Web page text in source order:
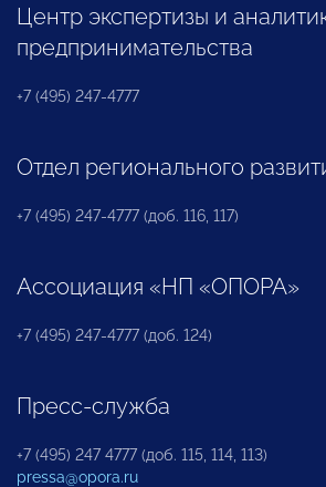
Центр экспертизы и
предпринимательства
+7 (495) 247-4777
Отдел регионального
+7 (495) 247-4777 (доб. 116, 117)
Ассоциация «НП «ОПОРА»
+7 (495) 247-4777 (доб. 124)
Пресс-служба
+7 (495) 247 4777 (доб. 115, 114, 113)
pressa@opora.ru